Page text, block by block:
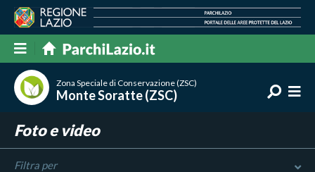
Zona Speciale di Conservazione (ZSC)
Monte Soratte (ZSC)
Foto e video
Filtra per